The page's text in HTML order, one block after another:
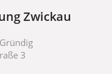
Zwickau
3